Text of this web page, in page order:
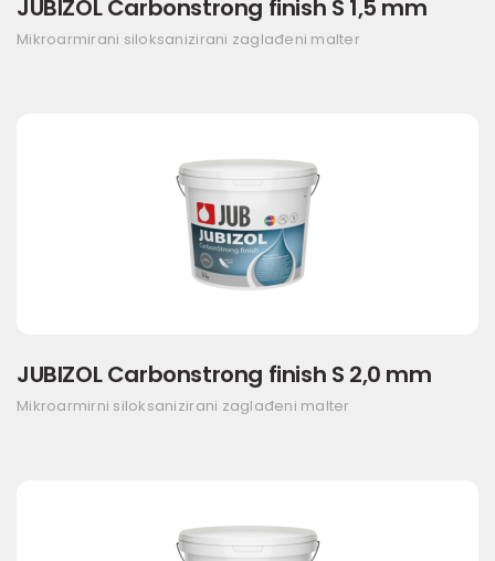
JUBIZOL Carbonstrong finish S 1,5 mm
Mikroarmirani siloksanizirani zaglađeni malter
JUBIZOL Carbonstrong finish S 2,0 mm
Mikroarmirni siloksanizirani zaglađeni malter